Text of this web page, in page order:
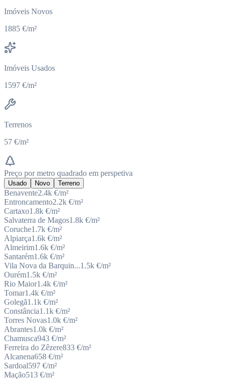
Imóveis Novos
1885 €/m²
Imóveis Usados
1597 €/m²
Terrenos
57 €/m²
Preço por metro quadrado em perspetiva
Usado Novo Terreno
Benavente2.4k €/m²
Entroncamento2.2k €/m²
Cartaxo1.8k €/m²
Salvaterra de Magos1.8k €/m²
Coruche1.7k €/m²
Alpiarça1.6k €/m²
Almeirim1.6k €/m²
Santarém1.6k €/m²
Vila Nova da Barquin...1.5k €/m²
Ourém1.5k €/m²
Rio Maior1.4k €/m²
Tomar1.4k €/m²
Golegã1.1k €/m²
Constância1.1k €/m²
Torres Novas1.0k €/m²
Abrantes1.0k €/m²
Chamusca943 €/m²
Ferreira do Zêzere833 €/m²
Alcanena658 €/m²
Sardoal597 €/m²
Mação513 €/m²